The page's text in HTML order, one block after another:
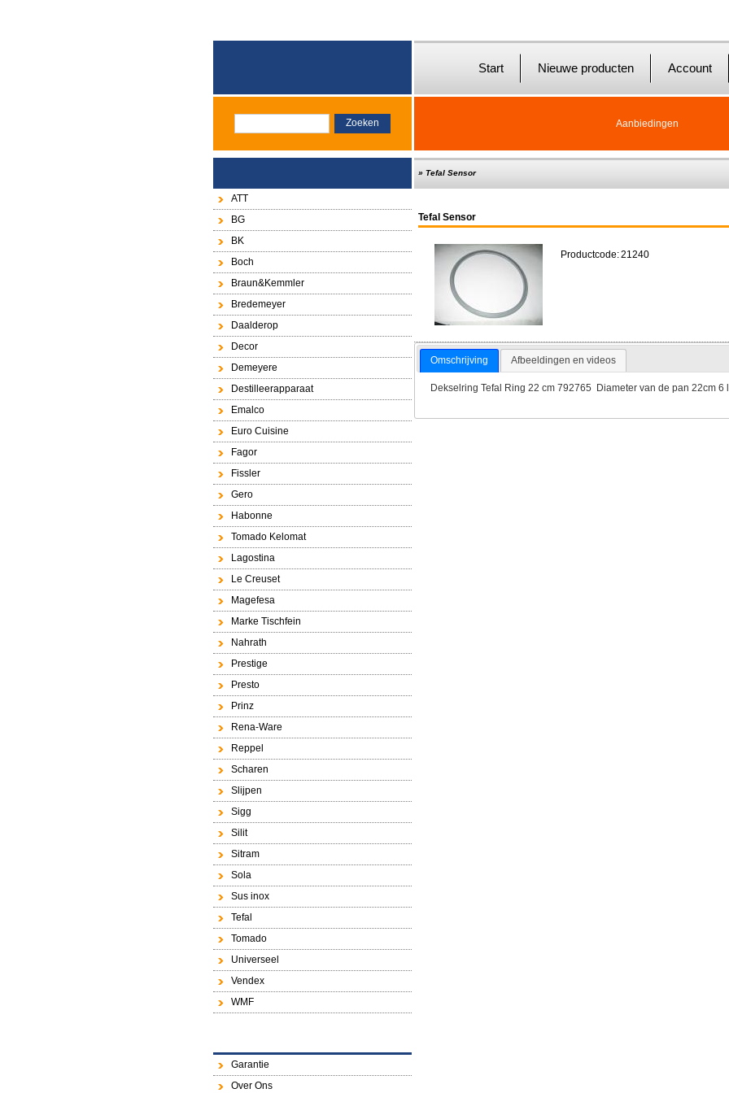
Start Nieuwe producten Account
Aanbiedingen
ATT
BG
BK
Boch
Braun&Kemmler
Bredemeyer
Daalderop
Decor
Demeyere
Destilleerapparaat
Emalco
Euro Cuisine
Fagor
Fissler
Gero
Habonne
Tomado Kelomat
Lagostina
Le Creuset
Magefesa
Marke Tischfein
Nahrath
Prestige
Presto
Prinz
Rena-Ware
Reppel
Scharen
Slijpen
Sigg
Silit
Sitram
Sola
Sus inox
Tefal
Tomado
Universeel
Vendex
WMF
Garantie
Over Ons
» Tefal Sensor
Tefal Sensor
Productcode:21240
Omschrijving Afbeeldingen en videos
Dekselring Tefal Ring 22 cm 792765 Diameter van de pan 22cm 6